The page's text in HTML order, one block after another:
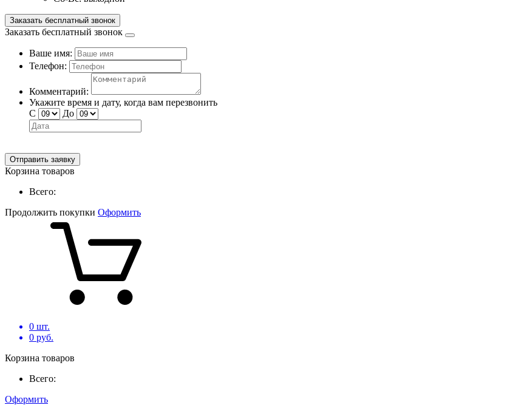
Заказать бесплатный звонок
Заказать бесплатный звонок
Ваше имя:
Телефон:
Комментарий:
Укажите время и дату, когда вам перезвонить
С
До
Отправить заявку
Корзина товаров
Всего:
Продолжить покупки Оформить
0 шт.
0 руб.
Корзина товаров
Всего:
Оформить